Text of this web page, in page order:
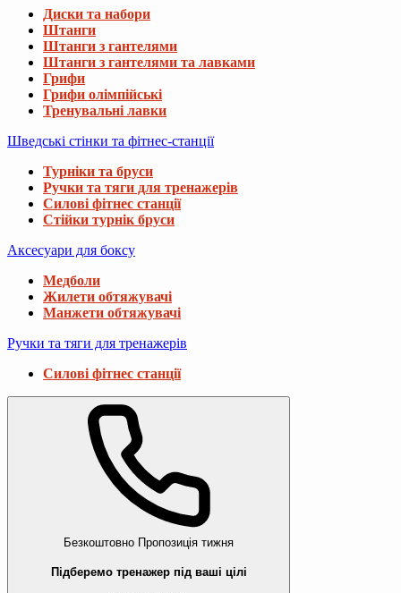
Диски та набори
Штанги
Штанги з гантелями
Штанги з гантелями та лавками
Грифи
Грифи олімпійські
Тренувальні лавки
Шведські стінки та фітнес-станції
Турніки та бруси
Ручки та тяги для тренажерів
Силові фітнес станції
Стійки турнік бруси
Аксесуари для боксу
Медболи
Жилети обтяжувачі
Манжети обтяжувачі
Ручки та тяги для тренажерів
Силові фітнес станції
Безкоштовно Пропозиція тижня
Підберемо тренажер під ваші цілі